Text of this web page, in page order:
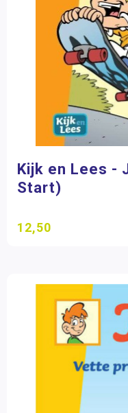
Kijk en Lees -
Start)
12,50